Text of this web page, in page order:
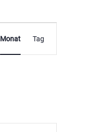
Ansichten-
Monat Tag